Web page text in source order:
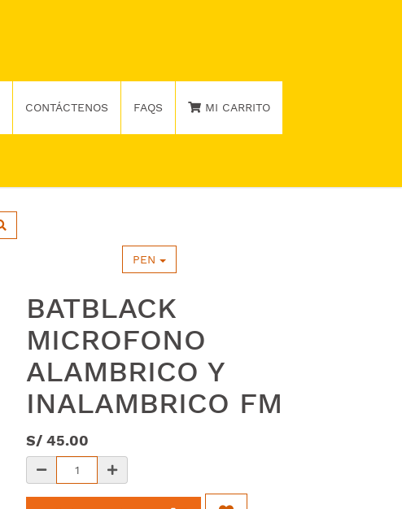
CONTÁCTENOS FAQS MI CARRITO
PEN
BATBLACK
MICROFONO
ALAMBRICO Y
INALAMBRICO FM
S/ 45.00